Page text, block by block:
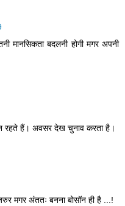
मानसिकता बदलनी होगी मगर अपनी
रहते हैं। अवसर देख चुनाव करता है।
मगर अंततः बनना बोसॉन ही है ...!